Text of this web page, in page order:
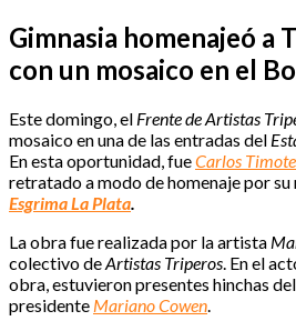
Gimnasia homenajeó a
con un mosaico en el
Este domingo, el Frente de Artistas
mosaico en una de las entradas del
En esta oportunidad, fueCarlos
retratado a modo de homenaje por su
Esgrima La Plata.
La obra fue realizada por la artista
colectivo deArtistas Triperos . En el
obra, estuvieron presentes hinchas
presidente Mariano Cowen